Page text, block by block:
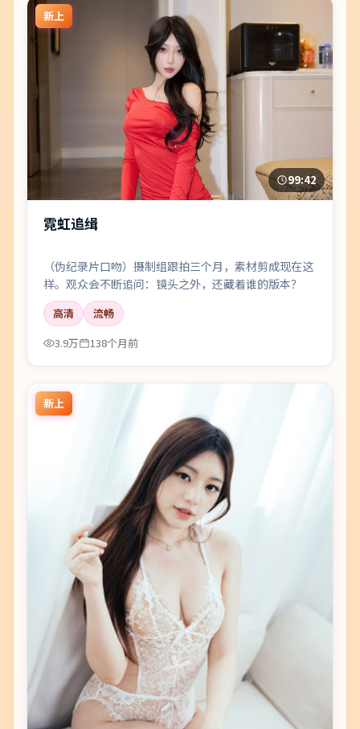
新上
99:42
霓虹追缉
（伪纪录片口吻）摄制组跟拍三个月，素材剪成现在这
样。观众会不断追问：镜头之外，还藏着谁的版本？
高清
流畅
3.9万
138个月前
新上